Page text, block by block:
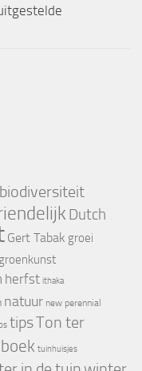
biodiversiteit
Dutch
Gert Tabak groei
groenkunst
herfst ithaka
natuur new perennial
tipsTon ter
tuinhuisjes